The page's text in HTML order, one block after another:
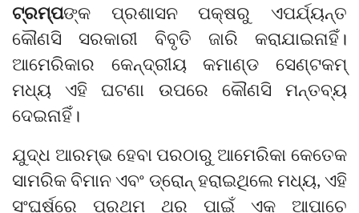
ଟ୍ରମ୍ପଙ୍କ ପ୍ରଶାସନ ପକ୍ଷରୁ ଏପର୍ଯ୍ୟନ୍ତ
କୌଣସି ସରକାରୀ ବିବୃତି ଜାରି କରାଯାଇନାହିଁ।
ଆମେରିକାର କେନ୍ଦ୍ରୀୟ କମାଣ୍ଡ ସେଣ୍ଟକମ୍
ମଧ୍ୟ ଏହି ଘଟଣା ଉପରେ କୌଣସି ମନ୍ତବ୍ୟ
ଦେଇନାହିଁ।
ଯୁଦ୍ଧ ଆରମ୍ଭ ହେବା ପରଠାରୁ ଆମେରିକା କେତେକ
ସାମରିକ ବିମାନ ଏବଂ ଡ୍ରୋନ୍ ହରାଇଥିଲେ ମଧ୍ୟ, ଏହି
ସଂଘର୍ଷରେ ପ୍ରଥମ ଥର ପାଇଁ ଏକ ଆପାଚେ